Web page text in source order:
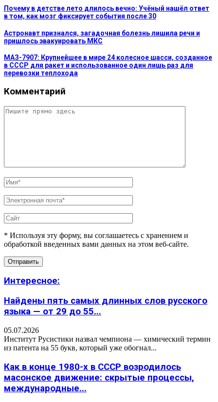
Почему в детстве лето длилось вечно: Учёный нашёл ответ
в том, как мозг фиксирует события после 30
Астронавт признался, загадочная болезнь лишила речи и
пришлось эвакуировать МКС
МАЗ-7907: Крупнейшее в мире 24 колесное шасси, созданное
в СССР для ракет и использованное один лишь раз для
перевозки теплохода
Комментарий
* Используя эту форму, вы соглашаетесь с хранением и
обработкой введенных вами данных на этом веб-сайте.
Интересное:
Найдены пять самых длинных слов русского
языка — от 29 до 55...
05.07.2026
Институт Русистики назвал чемпиона — химический термин
из патента на 55 букв, который уже обогнал...
Как в конце 1980-х в СССР возродилось
масонское движение: скрытые процессы,
международные...